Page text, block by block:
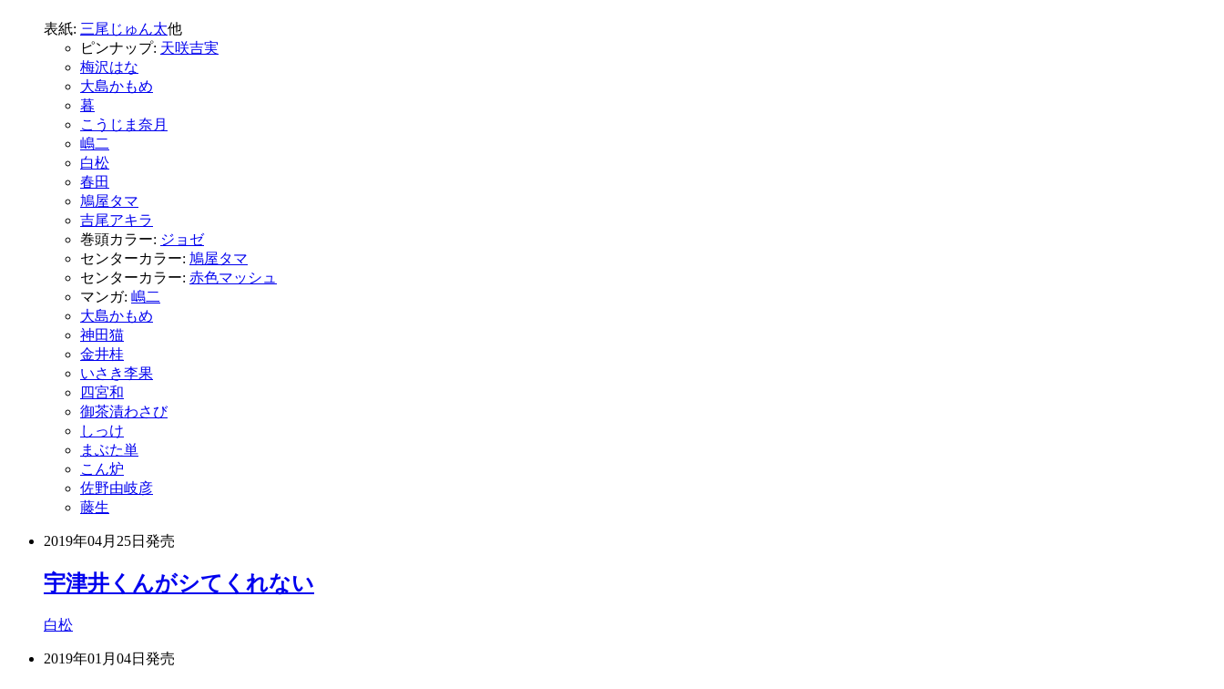
表紙: 三尾じゅん太他
ピンナップ: 天咲吉実
梅沢はな
大島かもめ
暮
こうじま奈月
嶋二
白松
春田
鳩屋タマ
吉尾アキラ
巻頭カラー: ジョゼ
センターカラー: 鳩屋タマ
センターカラー: 赤色マッシュ
マンガ: 嶋二
大島かもめ
神田猫
金井桂
いさき李果
四宮和
御茶漬わさび
しっけ
まぶた単
こん炉
佐野由岐彦
藤生
2019年04月25日 発売
宇津井くんがシてくれない
白松
2019年01月04日 発売